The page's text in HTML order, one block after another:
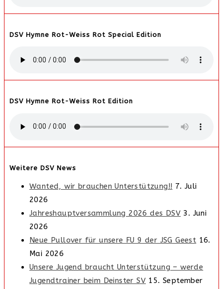
DSV Hymne Rot-Weiss Rot Special Edition
DSV Hymne Rot-Weiss Rot Edition
Weitere DSV News
Wanted, wir brauchen Unterstützung!! 7. Juli
2026
Jahreshauptversammlung 2026 des DSV 3. Juni
2026
Neue Pullover für unsere FU 9 der JSG Geest 16.
Mai 2026
Unsere Jugend braucht Unterstützung – werde
Jugendtrainer beim Deinster SV 15. September